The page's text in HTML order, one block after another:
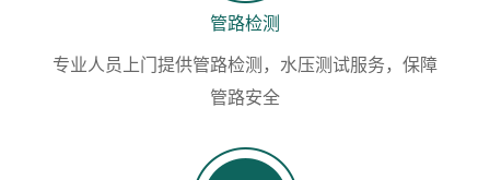
管路检测
专业人员上门提供管路检测，水压测试服务，保障
管路安全